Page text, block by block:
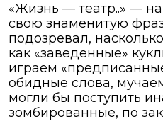
«Жизнь — театр..» —
свою знаменитую
подозревал,
как «заведенные»
играем
обидные слова,
могли бы поступить
зомбированные, по